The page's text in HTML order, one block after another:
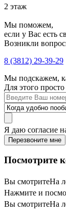
2 этаж
Мы поможем,
если у Вас есть
Возникли
8 (3812) 29-39-29
Мы подскажем,
Для этого
Я даю согласие
Перезвоните мне
Посмотрите
Вы смотритеНа
Нажмите и
Вы смотритеНа